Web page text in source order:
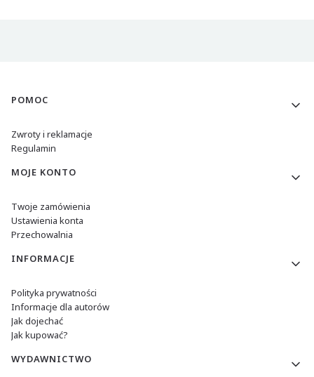
Linki w stopce
POMOC
Zwroty i reklamacje
Regulamin
MOJE KONTO
Twoje zamówienia
Ustawienia konta
Przechowalnia
INFORMACJE
Polityka prywatności
Informacje dla autorów
Jak dojechać
Jak kupować?
WYDAWNICTWO